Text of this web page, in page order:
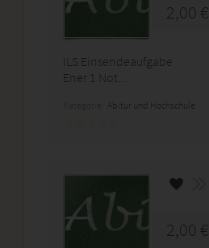
2,00 €
ILS Einsendeaufgabe
Ener 1 Not...
Abitur und Hochschule
2,00 €